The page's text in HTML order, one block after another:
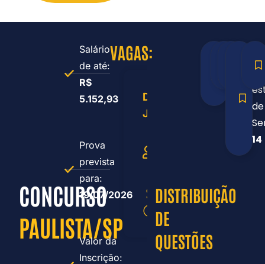
CONCURSO
PAULISTA/SP
Salário
de até:
R$
5.152,93
Prova
prevista
para:
19/07/2026
Valor da
Inscrição:
VAGAS:
DENTISTA
JÚNIOR
Salário:
Horas:
DISTRIBUIÇÃO
DE
QUESTÕES
do
de
14